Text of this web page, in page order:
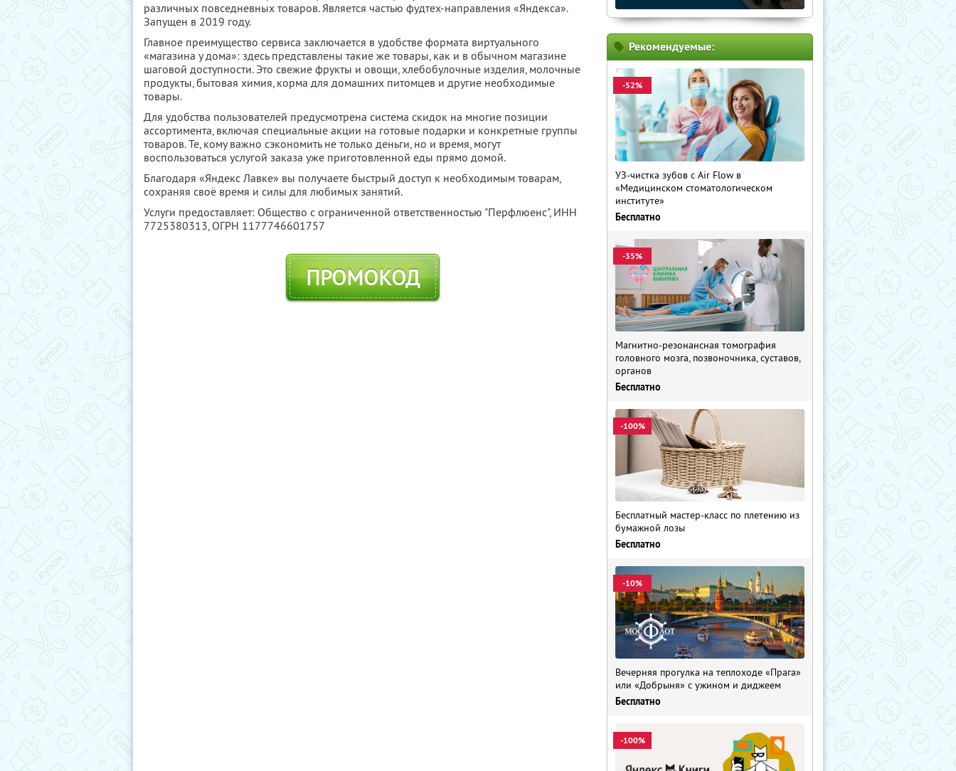
различных повседневных товаров. Является частью фудтех-направления «Яндекса».
Запущен в 2019 году.
Главное преимущество сервиса заключается в удобстве формата виртуального
«магазина у дома»: здесь представлены такие же товары, как и в обычном магазине
шаговой доступности. Это свежие фрукты и овощи, хлебобулочные изделия, молочные
продукты, бытовая химия, корма для домашних питомцев и другие необходимые
товары.
Для удобства пользователей предусмотрена система скидок на многие позиции
ассортимента, включая специальные акции на готовые подарки и конкретные группы
товаров. Те, кому важно сэкономить не только деньги, но и время, могут
воспользоваться услугой заказа уже приготовленной еды прямо домой.
Благодаря «Яндекс Лавке» вы получаете быстрый доступ к необходимым товарам,
сохраняя своё время и силы для любимых занятий.
Услуги предоставляет: Общество с ограниченной ответственностью "Перфлюенс", ИНН
7725380313, ОГРН 1177746601757
ПРОМОКОД
Рекомендуемые:
-52%
УЗ-чистка зубов с Air Flow в
«Медицинском стоматологическом
институте»
Бесплатно
-35%
Магнитно-резонансная томография
головного мозга, позвоночника, суставов,
органов
Бесплатно
-100%
Бесплатный мастер-класс по плетению из
бумажной лозы
Бесплатно
-10%
Вечерняя прогулка на теплоходе «Прага»
или «Добрыня» с ужином и диджеем
Бесплатно
-100%